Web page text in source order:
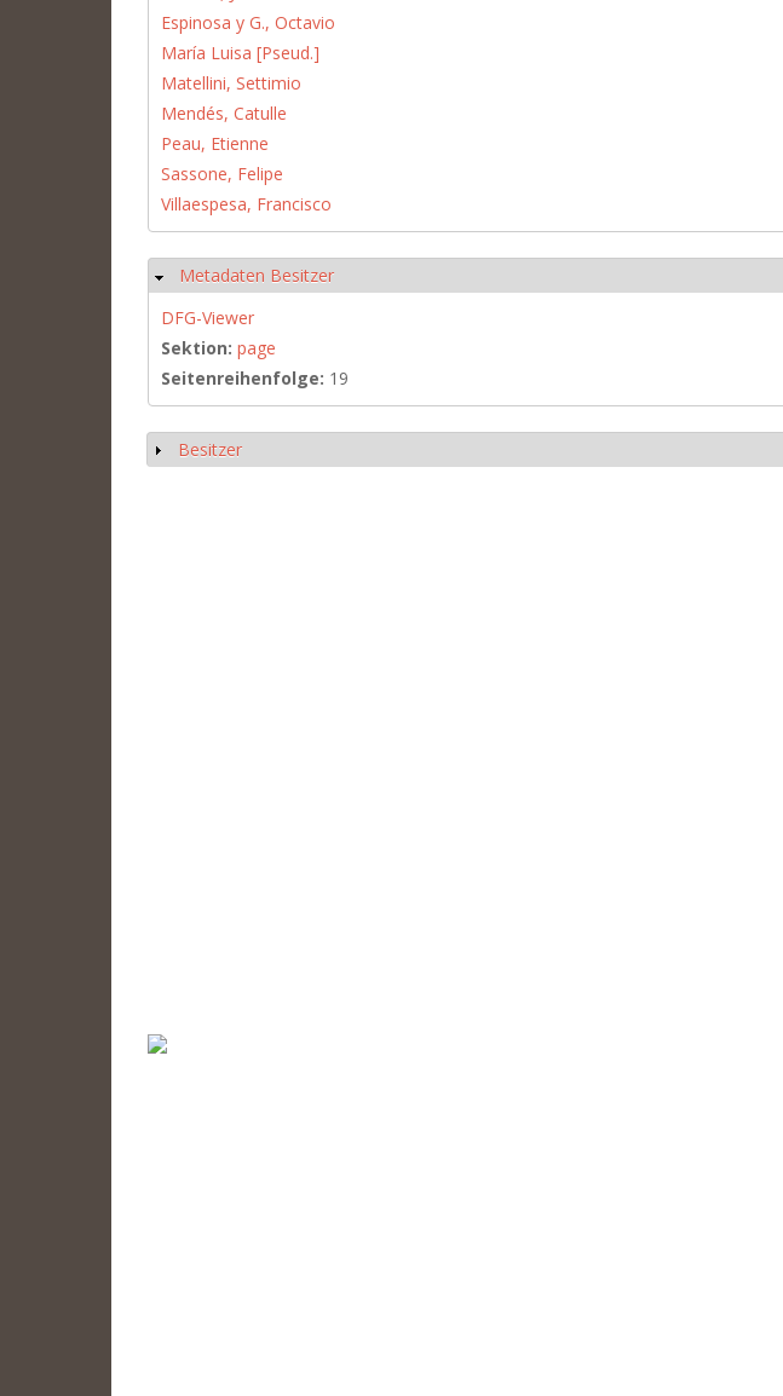
Espinosa y G., Octavio
María Luisa [Pseud.]
Matellini, Settimio
Mendés, Catulle
Peau, Etienne
Sassone, Felipe
Villaespesa, Francisco
Hide
Metadaten Besitzer
DFG-Viewer
Sektion: page
Seitenreihenfolge: 19
Show
Besitzer